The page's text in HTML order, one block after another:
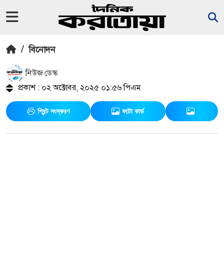
/ বিনোদন
নিউজ ডেস্ক
প্রকাশ : ০২ অক্টোবর, ২০২৫ ০১:৫৬ পিএম
প্রিন্ট সংস্করণ ফটো কার্ড